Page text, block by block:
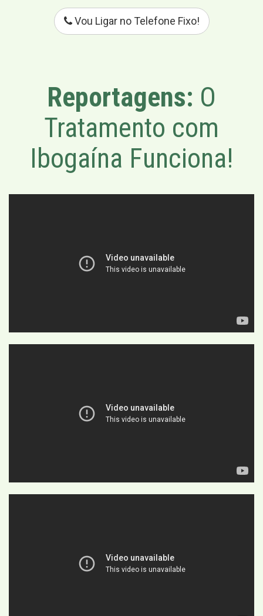
Vou Ligar no Telefone Fixo!
Reportagens: O
Tratamento com
Ibogaína Funciona!